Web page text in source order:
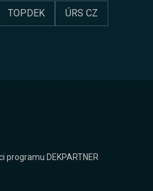
TOPDEK ÚRS CZ
programu DEKPARTNER